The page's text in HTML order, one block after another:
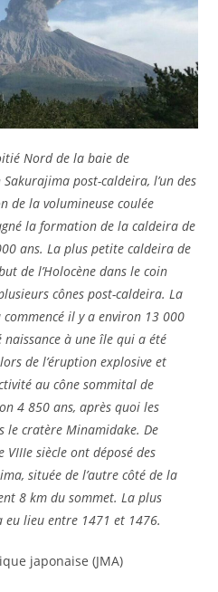
Nord de la baie de
post-caldeira, l’un des
de la volumineuse coulée
la formation de la caldeira de
ans. La plus petite caldeira de
de l’Holocène dans le coin
cônes post-caldeira. La
il y a environ 13 000
à une île qui a été
de l’éruption explosive et
au cône sommital de
4 850 ans, après quoi les
le cratère Minamidake. De
siècle ont déposé des
située de l’autre côté de la
8 km du sommet. La plus
lieu entre 1471 et 1476.
japonaise (JMA)